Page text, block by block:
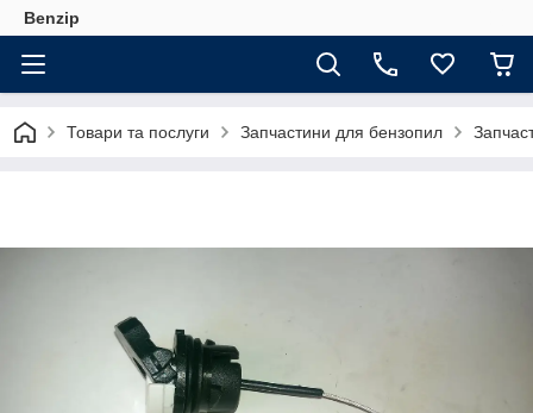
Benzip
Товари та послуги Запчастини для бензопил